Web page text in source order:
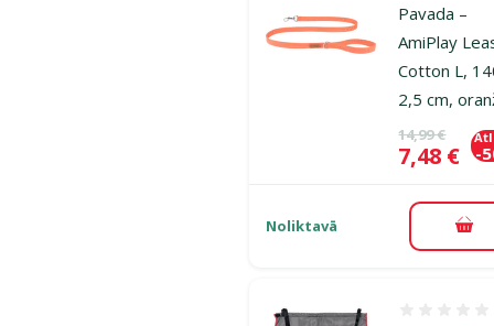
Pavada –
AmiPlay
Cotton L,
2,5 cm,
Oriģinālā
14,99 €
Cena
7,48 € -
Noliktavā